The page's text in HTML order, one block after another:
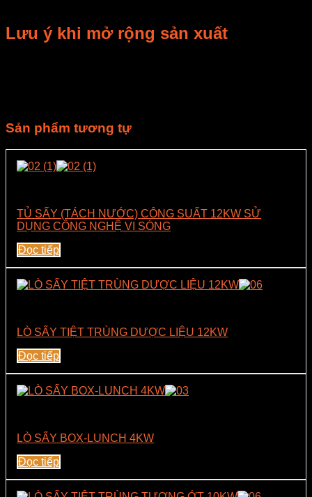
Lưu ý khi mở rộng sản xuất
Sản phẩm tương tự
TỦ SẤY (TÁCH NƯỚC) CÔNG SUẤT 12KW SỬ
DỤNG CÔNG NGHỆ VI SÓNG
Đọc tiếp
LÒ SẤY TIỆT TRÙNG DƯỢC LIỆU 12KW
Đọc tiếp
LÒ SẤY BOX-LUNCH 4KW
Đọc tiếp